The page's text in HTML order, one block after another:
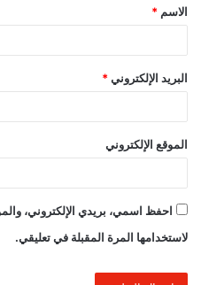
*
الاسم *
البريد الإلكتروني *
الموقع الإلكتروني
احفظ اسمي، بريدي الإلكتروني،
لاستخدامها المرة المقبلة في تعليقي.